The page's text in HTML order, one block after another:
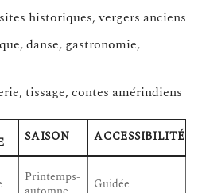
historiques, vergers anciens
danse, gastronomie,
tissage, contes amérindiens
SAISON ACCESSIBILITÉ
Printemps-
Guidée